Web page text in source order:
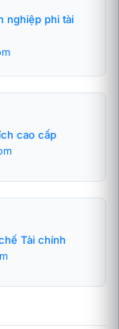
nghiệp phi tài
cao cấp
Tài chính